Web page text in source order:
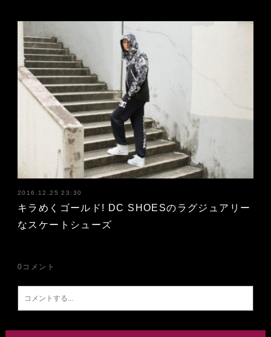
2016.12.25 23:30
キラめくゴールド! DC SHOESのラグジュアリー
なスケートシューズ
0 コメント